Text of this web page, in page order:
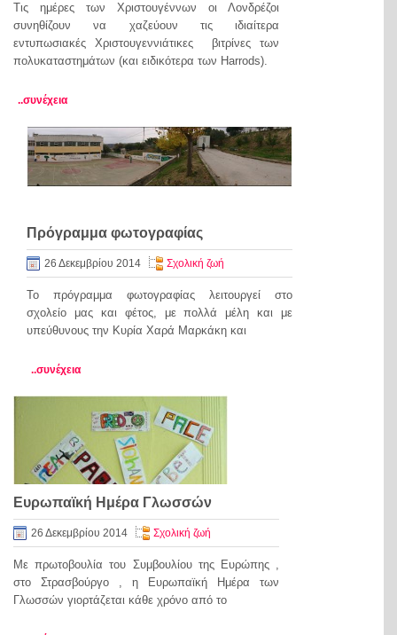
Τις ημέρες των Χριστουγέννων οι Λονδρέζοι
συνηθίζουν να χαζεύουν τις ιδιαίτερα
εντυπωσιακές Χριστουγεννιάτικες βιτρίνες των
πολυκαταστημάτων (και ειδικότερα των Harrods).
..συνέχεια
Πρόγραμμα φωτογραφίας
26 Δεκεμβρίου 2014 Σχολική ζωή
Το πρόγραμμα φωτογραφίας λειτουργεί στο
σχολείο μας και φέτος, με πολλά μέλη και με
υπεύθυνους την Κυρία Χαρά Μαρκάκη και
..συνέχεια
Ευρωπαϊκή Ημέρα Γλωσσών
26 Δεκεμβρίου 2014 Σχολική ζωή
Με πρωτοβουλία του Συμβουλίου της Ευρώπης ,
στο Στρασβούργο , η Ευρωπαϊκή Ημέρα των
Γλωσσών γιορτάζεται κάθε χρόνο από το